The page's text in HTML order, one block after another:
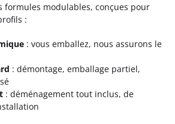
formules modulables, conçues pour
:
: vous emballez, nous assurons le
: démontage, emballage partiel,
: déménagement tout inclus, de